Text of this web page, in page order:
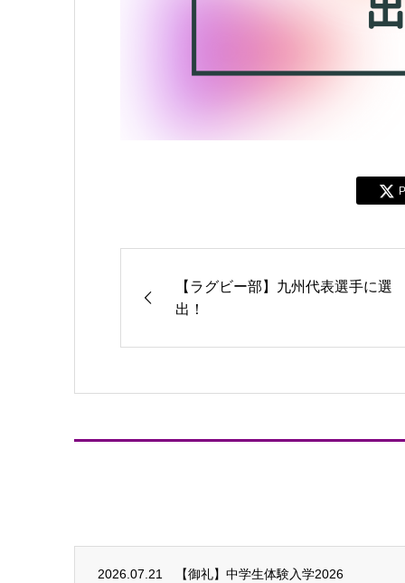
【ラグビー部】九州代表選手に選
出！
2026.07.21 【御礼】中学生体験入学2026